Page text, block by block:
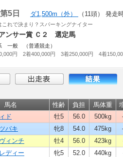
5日 ダ1,500m（外） （11頭） 発走
これで決まり？スパーキングナイター
ンサー賞 Ｃ２ 選定馬
一般 （普通競走）
円 2着400,000円 3着250,000円 4着
馬名 性齢 負担 馬体重
ド 牡5 56.0 500kg
バキ 牝8 54.0 475kg
ィンチ 牡4 56.0 423kg
ディー 牝5 52.0 440kg